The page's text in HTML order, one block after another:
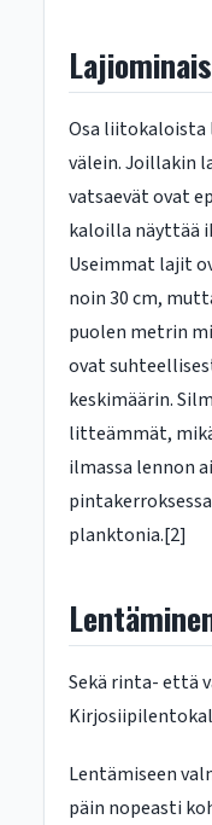
Osa liitokaloista
välein. Joillakin
vatsaevät ovat
kaloilla näyttää
Useimmat lajit
noin 30 cm,
puolen metrin
ovat
keskimäärin.
litteämmät,
ilmassa lennon
planktonia.[2]
Sekä rinta- että
Lentämiseen
päin nopeasti